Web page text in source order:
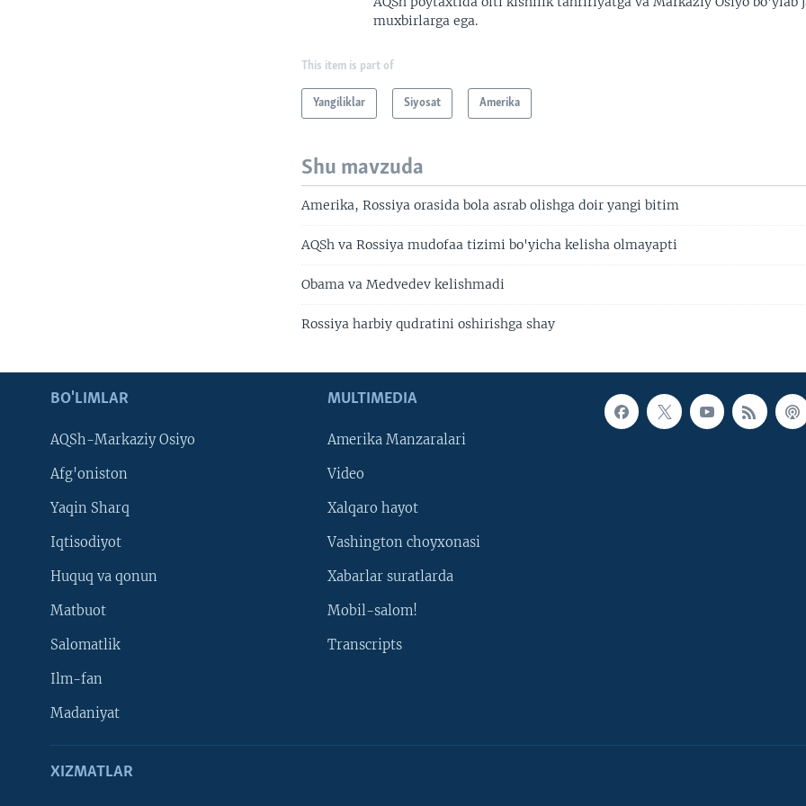
muxbirlarga ega.
This item is part of
Yangiliklar Siyosat Amerika
Shu mavzuda
Amerika, Rossiya orasida bola asrab olishga doir yangi bitim
AQSh va Rossiya mudofaa tizimi bo'yicha kelisha olmayapti
Obama va Medvedev kelishmadi
Rossiya harbiy qudratini oshirishga shay
BO'LIMLAR
AQSh-Markaziy Osiyo
Afg'oniston
Yaqin Sharq
Iqtisodiyot
Huquq va qonun
Matbuot
Salomatlik
Ilm-fan
Madaniyat
MULTIMEDIA
Amerika Manzaralari
Video
Xalqaro hayot
Vashington choyxonasi
Xabarlar suratlarda
Mobil-salom!
Transcripts
XIZMATLAR